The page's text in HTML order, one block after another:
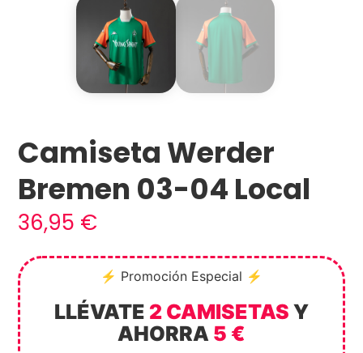
Camiseta Werder
Bremen 03-04 Local
36,95 €
⚡ Promoción Especial ⚡
LLÉVATE 2 CAMISETAS Y
AHORRA 5 €